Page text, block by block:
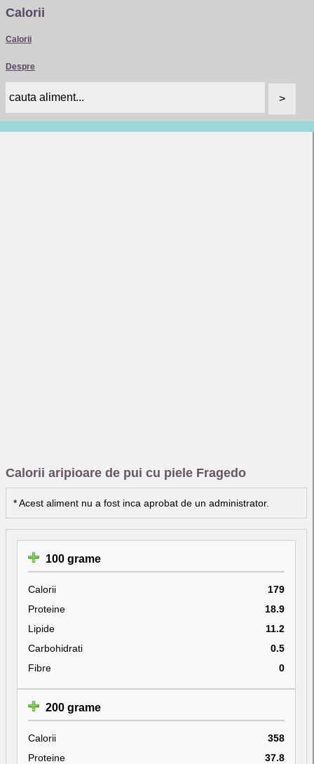
Calorii
Calorii
Despre
Calorii aripioare de pui cu piele Fragedo
* Acest aliment nu a fost inca aprobat de un administrator.
100 grame
Calorii
179
Proteine
18.9
Lipide
11.2
Carbohidrati
0.5
Fibre
0
200 grame
Calorii
358
Proteine
37.8